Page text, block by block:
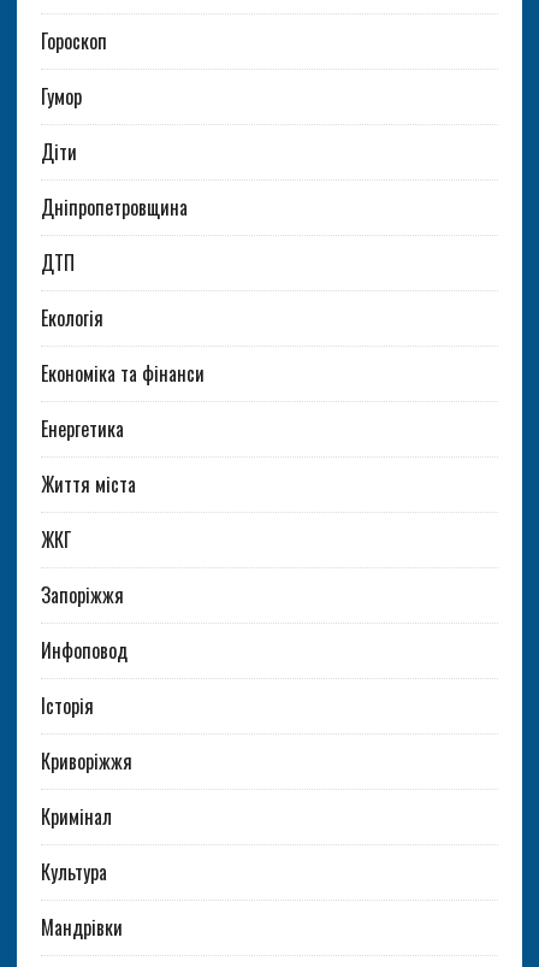
Гороскоп
Гумор
Діти
Дніпропетровщина
ДТП
Екологія
Економіка та фінанси
Енергетика
Життя міста
ЖКГ
Запоріжжя
Инфоповод
Історія
Криворіжжя
Кримінал
Культура
Мандрівки